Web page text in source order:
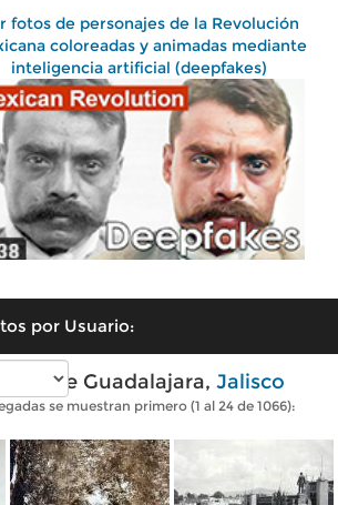
fotos de personajes de la Revolución
coloreadas y animadas mediante
inteligencia artificial (deepfakes)
por Usuario:
de Guadalajara, Jalisco
se muestran primero (1 al 24 de 1066):